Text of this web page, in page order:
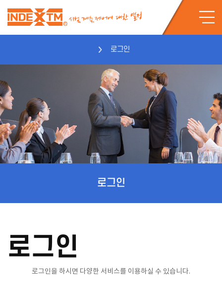
로그인
로그인
로그인
로그인을 하시면 다양한 서비스를 이용하실 수 있습니다.